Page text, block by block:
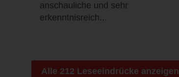
anschauliche und sehr
erkenntnisreich...
Alle 212 Leseeindrücke anzeigen